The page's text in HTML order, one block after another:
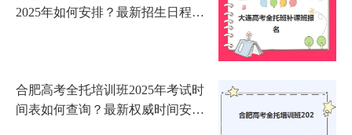
2025年如何安排？最新招生日程
合肥高考全托培训班2025年考试时
间表如何查询？最新权威时间安排